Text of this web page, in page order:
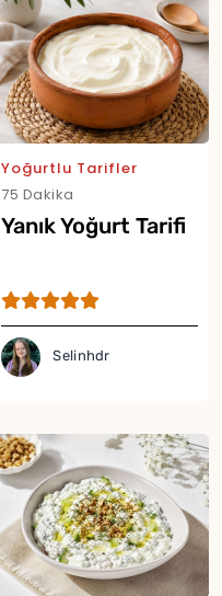
Yoğurtlu Tarifler
75 Dakika
Yanık Yoğurt Tarifi
Selinhdr